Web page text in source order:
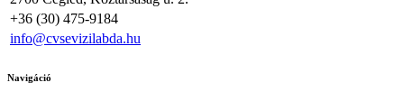
+36 (30) 475-9184
info@cvsevizilabda.hu
Navigáció